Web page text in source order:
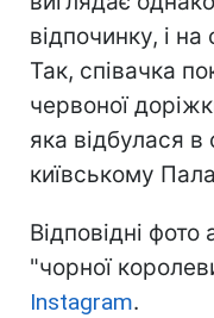
відпочинку, і на
Так, співачка
червоної
яка відбулася
київському
Відповідні фото
"чорної
Instagram.